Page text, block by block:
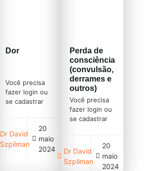
Dor
Você precisa
fazer login ou
se cadastrar
acima)
Dr David
Szpilman
20
maio
2024
Perda de
consciência
(convulsão,
derrames e
outros)
Você precisa
fazer login ou
se cadastrar
acima)
Dr David
Szpilman
20
maio
2024